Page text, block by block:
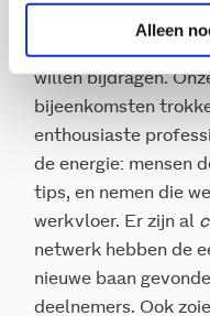
Alleen
hebben bereikt. Na
willen bijdragen.
bijeenkomsten
enthousiaste
de energie: mensen
tips, en nemen die
werkvloer. Er zijn al
netwerk hebben de
nieuwe baan
deelnemers. Ook